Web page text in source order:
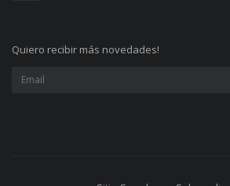
Quiero recibir más novedades!